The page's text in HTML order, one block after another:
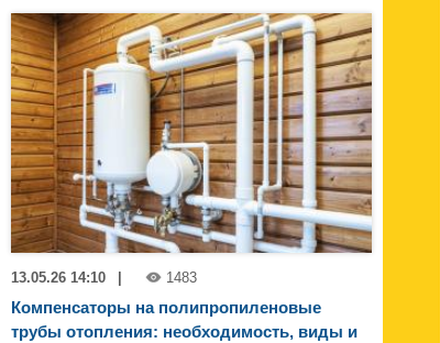
13.05.26 14:10 1483
Компенсаторы на полипропиленовые
трубы отопления: необходимость, виды и